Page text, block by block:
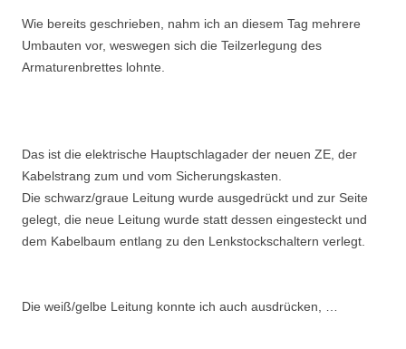
Wie bereits geschrieben, nahm ich an diesem Tag mehrere
Umbauten vor, weswegen sich die Teilzerlegung des
Armaturenbrettes lohnte.
Das ist die elektrische Hauptschlagader der neuen ZE, der
Kabelstrang zum und vom Sicherungskasten.
Die schwarz/graue Leitung wurde ausgedrückt und zur Seite
gelegt, die neue Leitung wurde statt dessen eingesteckt und
dem Kabelbaum entlang zu den Lenkstockschaltern verlegt.
Die weiß/gelbe Leitung konnte ich auch ausdrücken, …